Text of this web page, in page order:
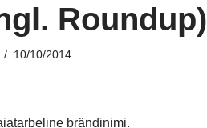
Roundup)
10/10/2014
brändinimi.